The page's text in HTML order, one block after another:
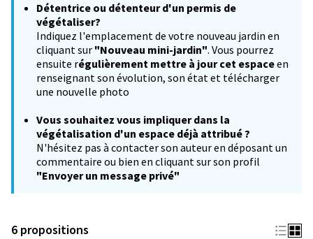
Détentrice ou détenteur d'un permis de
végétaliser?
Indiquez l'emplacement de votre nouveau jardin en
cliquant sur "Nouveau mini-jardin". Vous pourrez
ensuite régulièrement mettre à jour cet espaceen
renseignant son évolution, son état et télécharger
une nouvelle photo
Vous souhaitez vous impliquer dans la
végétalisation d'un espace déjà attribué ?
N'hésitez pas à contacter son auteur en déposant un
commentaire ou bien en cliquant sur son profil
"Envoyer un message privé"
6 propositions